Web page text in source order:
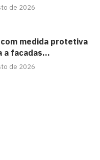
de 2026
medida protetiva
a facadas...
de 2026